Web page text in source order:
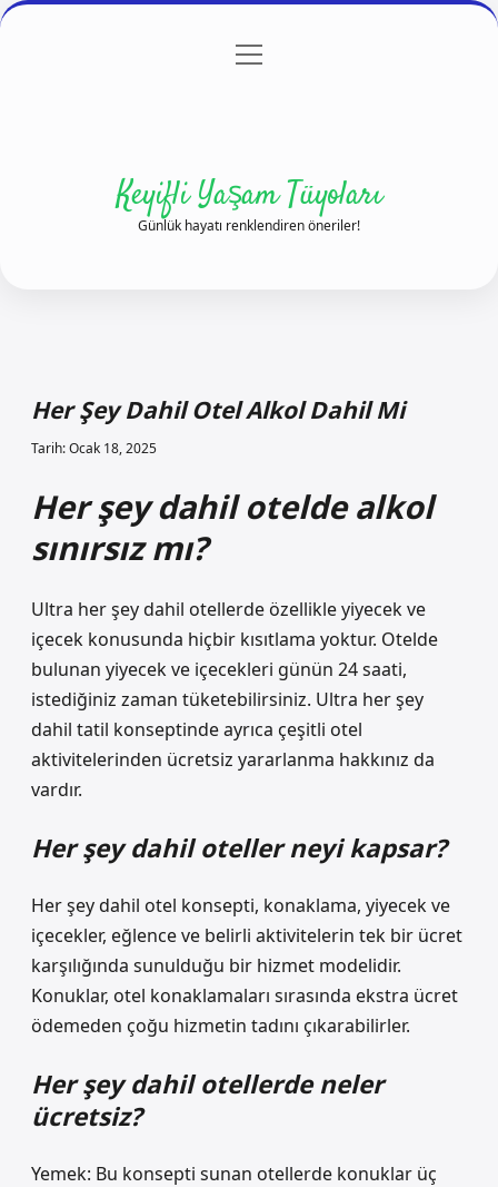
Gizlilik Politikası
menüyü
Keyifli Yaşam Tüyoları
Günlük hayatı renklendiren öneriler!
Her Şey Dahil Otel Alkol Dahil Mi
Tarih: Ocak 18, 2025
Her şey dahil otelde alkol
sınırsız mı?
Ultra her şey dahil otellerde özellikle yiyecek ve
içecek konusunda hiçbir kısıtlama yoktur. Otelde
bulunan yiyecek ve içecekleri günün 24 saati,
istediğiniz zaman tüketebilirsiniz. Ultra her şey
dahil tatil konseptinde ayrıca çeşitli otel
aktivitelerinden ücretsiz yararlanma hakkınız da
vardır.
Her şey dahil oteller neyi kapsar?
Her şey dahil otel konsepti, konaklama, yiyecek ve
içecekler, eğlence ve belirli aktivitelerin tek bir ücret
karşılığında sunulduğu bir hizmet modelidir.
Konuklar, otel konaklamaları sırasında ekstra ücret
ödemeden çoğu hizmetin tadını çıkarabilirler.
Her şey dahil otellerde neler
ücretsiz?
Yemek: Bu konsepti sunan otellerde konuklar üç